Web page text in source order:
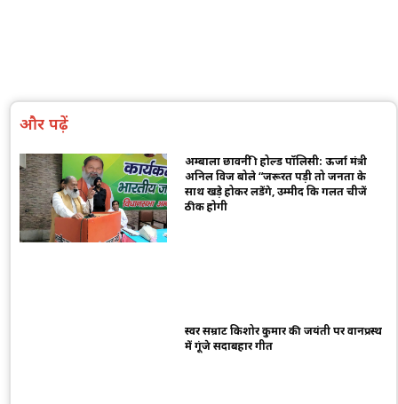
और पढ़ें
अम्बाला छावनी फ्री होल्ड पॉलिसी: ऊर्जा मंत्री
अनिल विज बोले “जरूरत पड़ी तो जनता के
साथ खड़े होकर लडेंगे, उम्मीद कि गलत चीजें
ठीक होगी
स्वर सम्राट किशोर कुमार की जयंती पर वानप्रस्थ
में गूंजे सदाबहार गीत